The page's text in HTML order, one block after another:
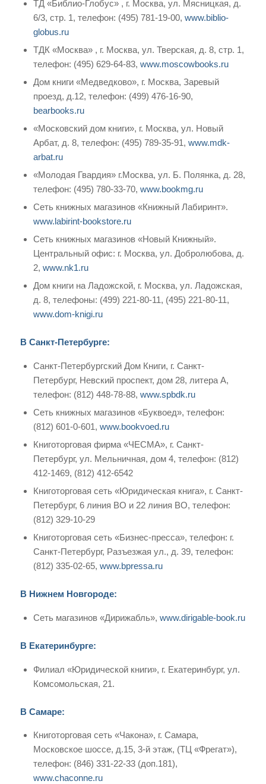
ТД «Библио-Глобус» , г. Москва, ул. Мясницкая, д.
6/3, стр. 1, телефон: (495) 781-19-00, www.biblio-
globus.ru
ТДК «Москва» , г. Москва, ул. Тверская, д. 8, стр. 1,
телефон: (495) 629-64-83, www.moscowbooks.ru
Дом книги «Медведково», г. Москва, Заревый
проезд, д.12, телефон: (499) 476-16-90,
bearbooks.ru
«Московский дом книги», г. Москва, ул. Новый
Арбат, д. 8, телефон: (495) 789-35-91, www.mdk-
arbat.ru
«Молодая Гвардия» г.Москва, ул. Б. Полянка, д. 28,
телефон: (495) 780-33-70, www.bookmg.ru
Сеть книжных магазинов «Книжный Лабиринт».
www.labirint-bookstore.ru
Сеть книжных магазинов «Новый Книжный».
Центральный офис: г. Москва, ул. Добролюбова, д.
2, www.nk1.ru
Дом книги на Ладожской, г. Москва, ул. Ладожская,
д. 8, телефоны: (499) 221-80-11, (495) 221-80-11,
www.dom-knigi.ru
В Санкт-Петербурге:
Санкт-Петербургский Дом Книги, г. Санкт-
Петербург, Невский проспект, дом 28, литера А,
телефон: (812) 448-78-88, www.spbdk.ru
Сеть книжных магазинов «Буквоед», телефон:
(812) 601-0-601, www.bookvoed.ru
Книготорговая фирма «ЧЕСМА», г. Санкт-
Петербург, ул. Мельничная, дом 4, телефон: (812)
412-1469, (812) 412-6542
Книготорговая сеть «Юридическая книга», г. Санкт-
Петербург, 6 линия ВО и 22 линия ВО, телефон:
(812) 329-10-29
Книготорговая сеть «Бизнес-пресса», телефон: г.
Санкт-Петербург, Разъезжая ул., д. 39, телефон:
(812) 335-02-65, www.bpressa.ru
В Нижнем Новгороде:
Сеть магазинов «Дирижабль», www.dirigable-book.ru
В Екатеринбурге:
Филиал «Юридической книги», г. Екатеринбург, ул.
Комсомольская, 21.
В Самаре:
Книготорговая сеть «Чакона», г. Самара,
Московское шоссе, д.15, 3-й этаж, (ТЦ «Фрегат»),
телефон: (846) 331-22-33 (доп.181),
www.chaconne.ru